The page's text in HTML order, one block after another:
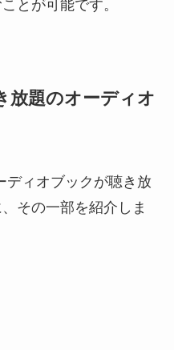
とが可能です。
放題のオーディオ
ディオブックが聴き放
その一部を紹介しま